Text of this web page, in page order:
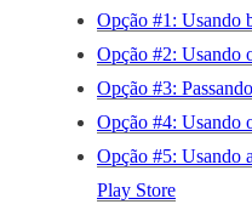
Opção #1: Usando
Opção #2: Usando
Opção #3:
Opção #4: Usando
Opção #5: Usando
Play Store